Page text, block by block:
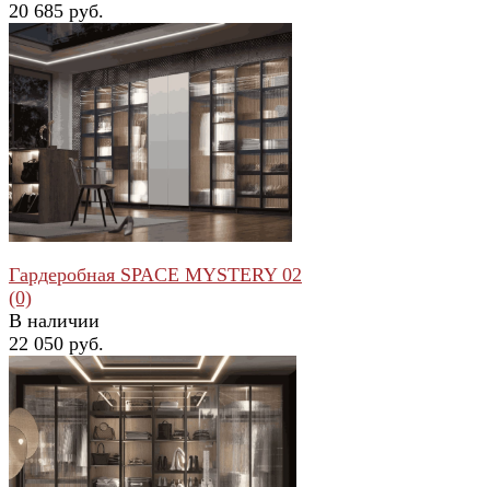
избранное сравнить
20 685 руб.
избранное сравнить
Гардеробная SPACE MYSTERY 02
(0)
В наличии
22 050 руб.